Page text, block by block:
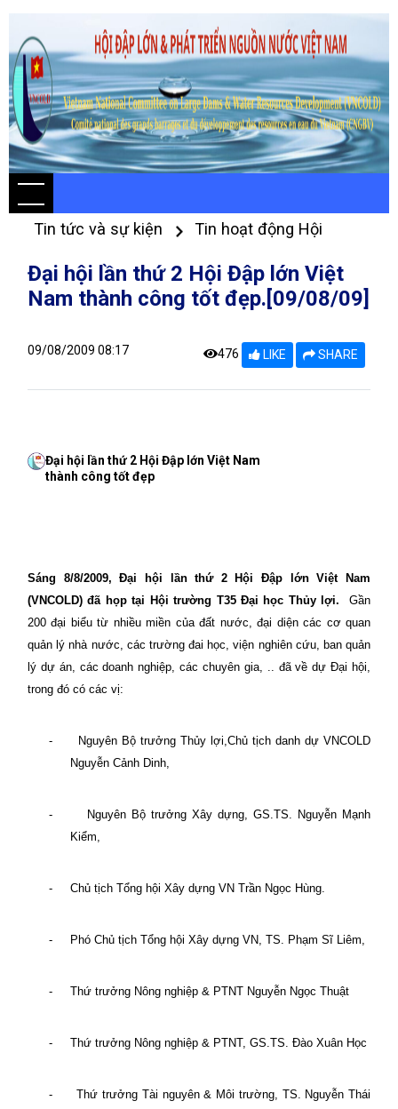
Tin tức và sự kiện Tin hoạt động Hội
Đại hội lần thứ 2 Hội Đập lớn Việt
Nam thành công tốt đẹp.[09/08/09]
09/08/2009 08:17 476 LIKE SHARE
Đại hội lần thứ 2 Hội Đập lớn Việt Nam
thành công tốt đẹp
Sáng 8/8/2009, Đại hội lần thứ 2 Hội Đập lớn Việt
Nam
(VNCOLD) đã họp tại Hội trường T35 Đại học Thủy lợi.
Gần
200 đại biểu từ nhiều miền của đất nước, đại diện các cơ quan
quản lý nhà nước, các trường đai học, viện nghiên cứu, ban quản
lý dự án, các doanh nghiệp, các chuyên gia, .. đã về dự Đại hội,
trong đó có các vị:
-
Nguyên Bộ trưởng Thủy lợi,Chủ tịch danh dự VNCOLD
Nguyễn Cảnh Dinh,
-
Nguyên Bộ trưởng Xây dựng, GS.TS. Nguyễn Mạnh
Kiểm,
- Chủ tịch Tổng hội Xây dựng VN Trần Ngọc Hùng.
- Phó Chủ tịch Tổng hội Xây dựng VN, TS. Phạm Sĩ Liêm,
- Thứ trưởng Nông nghiệp & PTNT Nguyễn Ngọc Thuật
- Thứ trưởng Nông nghiệp & PTNT, GS.TS. Đào Xuân Học
-
Thứ trưởng Tài nguyên & Môi trường, TS. Nguyễn Thái